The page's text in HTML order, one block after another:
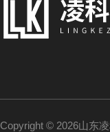
Copyright © 2026山东